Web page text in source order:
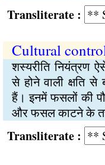
:
Cultural
शस्यरीति नियंत्रण
से होने वाली क्षति
हैं। इनमें फसलों की
और फसल काटने के
: